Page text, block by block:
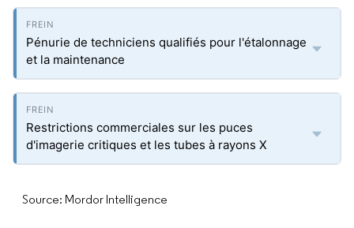
Pénurie de techniciens qualifiés pour l'étalonnage
et la maintenance
Restrictions commerciales sur les puces
d'imagerie critiques et les tubes à rayons X
Source: Mordor Intelligence